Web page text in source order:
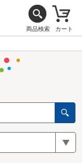
商品検索 カート